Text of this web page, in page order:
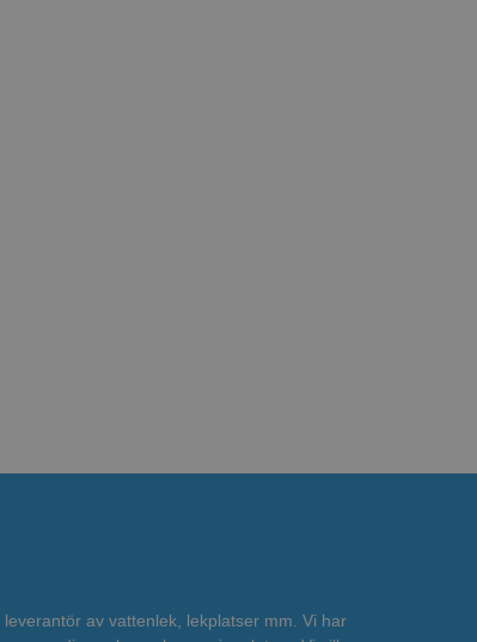
av vattenlek, lekplatser mm. Vi har